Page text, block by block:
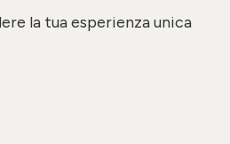
la tua esperienza unica